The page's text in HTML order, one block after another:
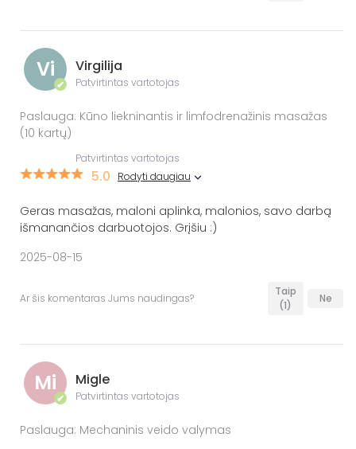
Vi
✔
Virgilija
Patvirtintas vartotojas
Paslauga: Kūno liekninantis ir limfodrenažinis masažas
(10 kartų)
Patvirtintas vartotojas
5.0 Rodyti daugiau
Geras masažas, maloni aplinka, malonios, savo darbą
išmanančios darbuotojos. Grįšiu :)
2025-08-15
Ar šis komentaras Jums naudingas?
Taip
(1)
Ne
Mi
✔
Migle
Patvirtintas vartotojas
Paslauga: Mechaninis veido valymas